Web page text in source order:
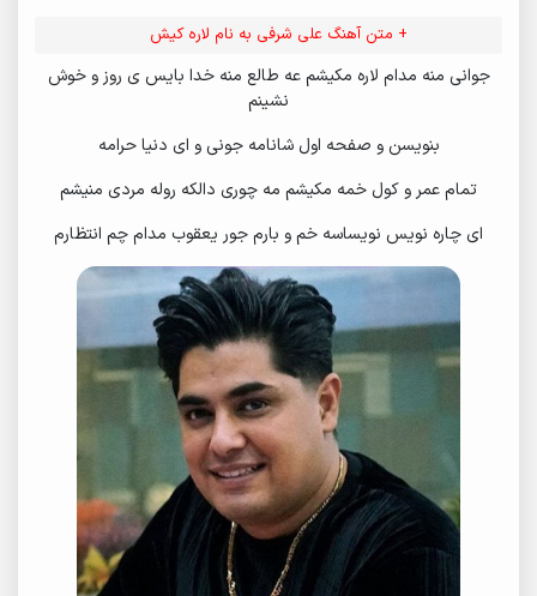
+ متن آهنگ علی شرفی به نام لاره کیش
جوانی منه مدام لاره مکیشم عه طالع منه خدا بایس ی روز و خوش
نشینم
بنویسن و صفحه اول شانامه جونی و ای دنیا حرامه
تمام عمر و کول خمه مکیشم مه چوری دالکه روله مردی منیشم
ای چاره نویس نویساسه خم و بارم جور یعقوب مدام چم انتظارم